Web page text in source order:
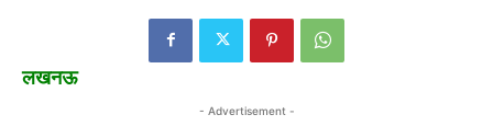
लखनऊ
- Advertisement -